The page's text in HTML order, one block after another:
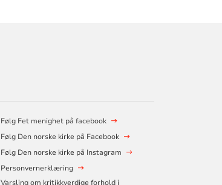
Følg Fet menighet på facebook
Følg Den norske kirke på Facebook
Følg Den norske kirke på Instagram
Personvernerklæring
Varsling om kritikkverdige forhold i